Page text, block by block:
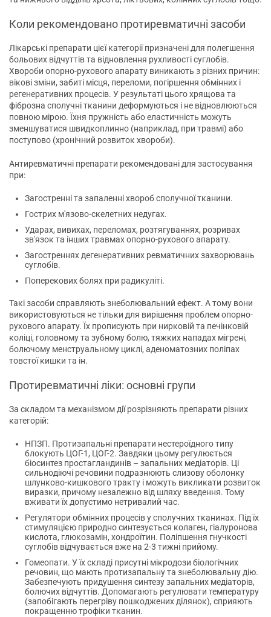
Коли рекомендовано протиревматичні засоби
Лікарські препарати цієї категорії призначені для полегшення
больових відчуттів та відновлення рухливості суглобів.
Хвороби опорно-рухового апарату виникають з різних причин:
вікові зміни, забиті місця, переломи, погіршення обмінних і
регенеративних процесів. У результаті цього хрящова та
фіброзна сполучні тканини деформуються і не відновлюються
повною мірою. Їхня пружність або еластичність можуть
зменшуватися швидкоплинно (наприклад, при травмі) або
поступово (хронічний розвиток хвороби).
Антиревматичні препарати рекомендовані для застосування
при:
Загостренні та запаленні хвороб сполучної тканини.
Гострих м'язово-скелетних недугах.
Ударах, вивихах, переломах, розтягуваннях, розривах
зв'язок та інших травмах опорно-рухового апарату.
Загостреннях дегенеративних ревматичних захворювань
суглобів.
Поперекових болях при радикуліті.
Такі засоби справляють знеболювальний ефект. А тому вони
використовуються не тільки для вирішення проблем опорно-
рухового апарату. Їх прописують при нирковій та печінковій
коліці, головному та зубному болю, тяжких нападах мігрені,
болючому менструальному циклі, аденоматозних поліпах
товстої кишки та ін.
Протиревматичні ліки: основні групи
За складом та механізмом дії розрізняють препарати різних
категорій:
НПЗП. Протизапальні препарати нестероїдного типу
блокують ЦОГ-1, ЦОГ-2. Завдяки цьому регулюється
біосинтез простагландинів – запальних медіаторів. Ці
сильнодіючі речовини подразнюють слизову оболонку
шлунково-кишкового тракту і можуть викликати розвиток
виразки, причому незалежно від шляху введення. Тому
вживати їх допустимо нетривалий час.
Регулятори обмінних процесів у сполучних тканинах. Під їх
стимуляцією природно синтезується колаген, гіалуронова
кислота, глюкозамін, хондроїтин. Поліпшення гнучкості
суглобів відчувається вже на 2-3 тижні прийому.
Гомеопати. У їх складі присутні мікродози біологічних
речовин, що мають протизапальну та знеболювальну дію.
Забезпечують придушення синтезу запальних медіаторів,
болючих відчуттів. Допомагають регулювати температуру
(запобігають перегріву пошкоджених ділянок), сприяють
покращенню трофіки тканин.